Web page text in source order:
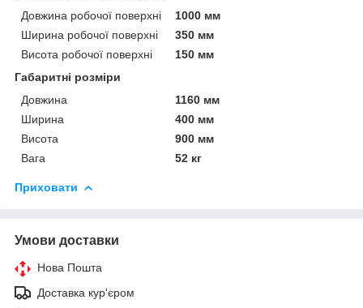
Довжина робочої поверхні
1000 мм
Ширина робочої поверхні
350 мм
Висота робочої поверхні
150 мм
Габаритні розміри
Довжина
1160 мм
Ширина
400 мм
Висота
900 мм
Вага
52 кг
Приховати
Умови доставки
Нова Пошта
Доставка кур'єром